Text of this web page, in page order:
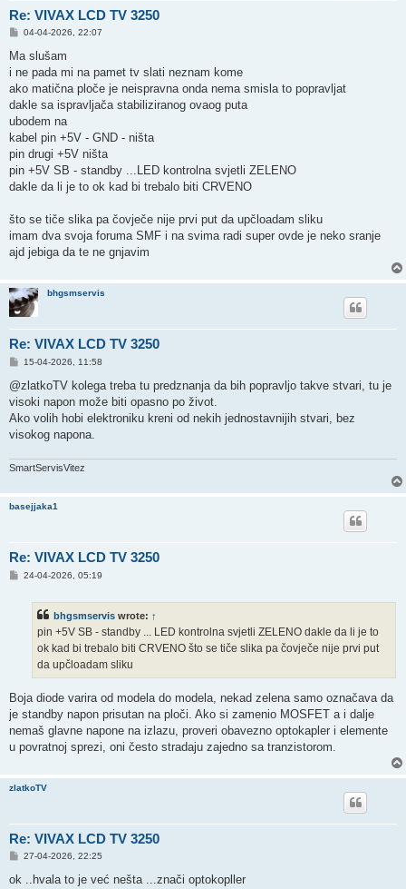
Re: VIVAX LCD TV 3250
P
s
04-04-2026, 22:07
Ma slušam
i ne pada mi na pamet tv slati neznam kome
ako matična ploče je neispravna onda nema smisla to popravljat
dakle sa ispravljača stabiliziranog ovaog puta
ubodem na
kabel pin +5V - GND - ništa
pin drugi +5V ništa
pin +5V SB - standby ...LED kontrolna svjetli ZELENO
dakle da li je to ok kad bi trebalo biti CRVENO
što se tiče slika pa čovječe nije prvi put da upčloadam sliku
imam dva svoja foruma SMF i na svima radi super ovde je neko sranje
ajd jebiga da te ne gnjavim
bhgsmservis
Re: VIVAX LCD TV 3250
P
s
15-04-2026, 11:58
@zlatkoTV kolega treba tu predznanja da bih popravljo takve stvari, tu je
visoki napon može biti opasno po život.
Ako volih hobi elektroniku kreni od nekih jednostavnijih stvari, bez
visokog napona.
SmartServisVitez
basejjaka1
Re: VIVAX LCD TV 3250
P24-04-2026, 05:19
bhgsmservis wrote: ↑
pin +5V SB - standby ... LED kontrolna svjetli ZELENO dakle da li je to
ok kad bi trebalo biti CRVENO što se tiče slika pa čovječe nije prvi put
da upčloadam sliku
Boja diode varira od modela do modela, nekad zelena samo označava da
je standby napon prisutan na ploči. Ako si zamenio MOSFET a i dalje
nemaš glavne napone na izlazu, proveri obavezno optokapler i elemente
u povratnoj sprezi, oni često stradaju zajedno sa tranzistorom.
zlatkoTV
Re: VIVAX LCD TV 3250
P
s
27-04-2026, 22:25
ok ..hvala to je već nešta ...znači optokopller